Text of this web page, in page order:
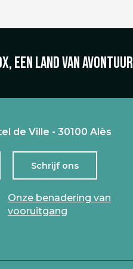
een land van avontuur
de Ville - 30100 Alès
Schrijf ons
Onze benadering van
vooruitgang